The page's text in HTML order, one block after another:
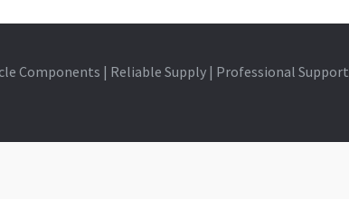
Components | Reliable Supply | Professional Support